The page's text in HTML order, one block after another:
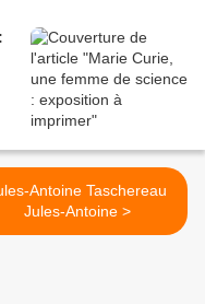
Antoine Taschereau
Jules-Antoine >